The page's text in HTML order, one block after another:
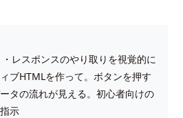
レスポンスのやり取りを視覚的に
ブHTMLを作って。ボタンを押す
タの流れが見える。初心者向けの
示